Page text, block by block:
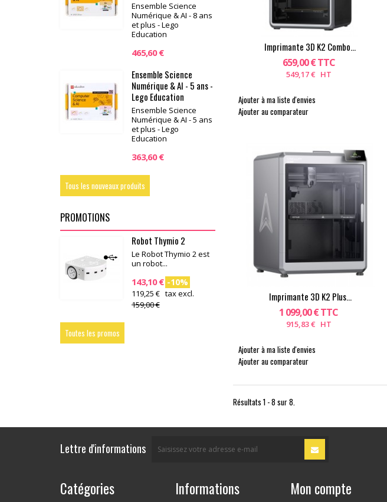
Ensemble Science
Numérique & AI - 8 ans
et plus - Lego
Education
465,60 €
Ensemble Science
Numérique & AI - 5 ans -
Lego Education
Ensemble Science
Numérique & AI - 5 ans
et plus - Lego
Education
363,60 €
Tous les nouveaux produits
PROMOTIONS
Robot Thymio 2
Le Robot Thymio 2 est
un robot...
143,10 € -10%
119,25 € tax excl.
159,00 €
Toutes les promos
Imprimante 3D K2 Combo...
659,00 € TTC
549,17 € HT
Ajouter à ma liste d'envies
Ajouter au comparateur
Imprimante 3D K2 Plus...
1 099,00 € TTC
915,83 € HT
Ajouter à ma liste d'envies
Ajouter au comparateur
Résultats 1 - 8 sur 8.
Lettre d'informations
Catégories Informations Mon compte